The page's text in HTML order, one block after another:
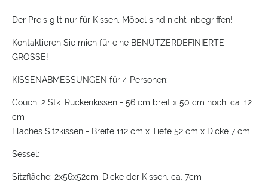
Der Preis gilt nur für Kissen, Möbel sind nicht inbegriffen!
Kontaktieren Sie mich für eine BENUTZERDEFINIERTE
GRÖSSE!
KISSENABMESSUNGEN für 4 Personen:
Couch: 2 Stk. Rückenkissen - 56 cm breit x 50 cm hoch, ca. 12
cm
Flaches Sitzkissen - Breite 112 cm x Tiefe 52 cm x Dicke 7 cm
Sessel:
Sitzfläche: 2x56x52cm, Dicke der Kissen, ca. 7cm